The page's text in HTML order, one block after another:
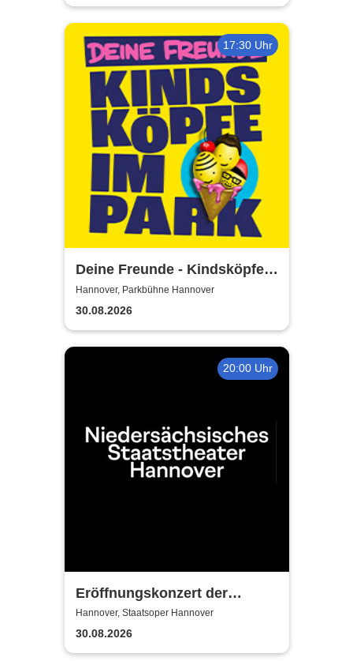
17:30 Uhr
Deine Freunde - Kindsköpfe
im Park - Open Air 2026
Hannover, Parkbühne Hannover
30.08.2026
20:00 Uhr
Eröffnungskonzert der
Spielzeit - Niedersächsisches
Staatstheater Hannover
Hannover, Staatsoper Hannover
30.08.2026